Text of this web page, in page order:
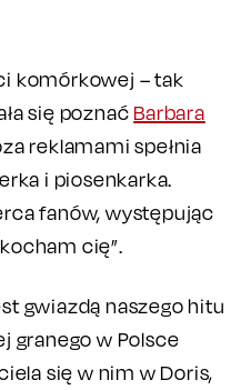
komórkowej – tak
się poznać Barbara
reklamami spełnia
i piosenkarka.
fanów, występując
cię”.
gwiazdą naszego hitu
granego w Polsce
się w nim w Doris,